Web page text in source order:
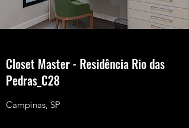
Closet Master - Residência Rio das
Pedras_C28
Campinas, SP